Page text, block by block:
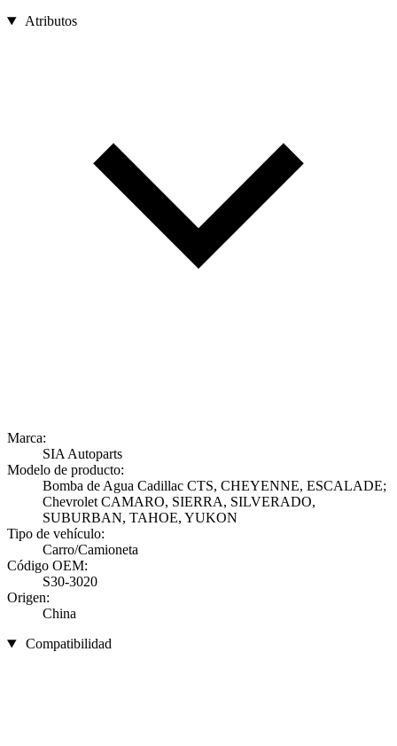
Atributos
Marca:
SIA Autoparts
Modelo de producto:
Bomba de Agua Cadillac CTS, CHEYENNE, ESCALADE;
Chevrolet CAMARO, SIERRA, SILVERADO,
SUBURBAN, TAHOE, YUKON
Tipo de vehículo:
Carro/Camioneta
Código OEM:
S30-3020
Origen:
China
Compatibilidad